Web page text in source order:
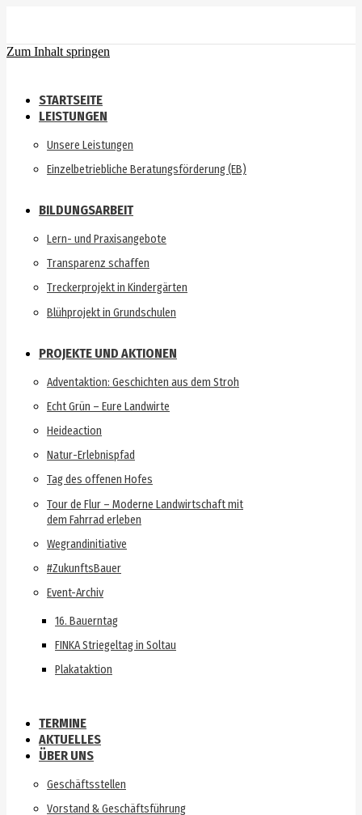
Zum Inhalt springen
STARTSEITE
LEISTUNGEN
Unsere Leistungen
Einzelbetriebliche Beratungsförderung (EB)
BILDUNGSARBEIT
Lern- und Praxisangebote
Transparenz schaffen
Treckerprojekt in Kindergärten
Blühprojekt in Grundschulen
PROJEKTE UND AKTIONEN
Adventaktion: Geschichten aus dem Stroh
Echt Grün – Eure Landwirte
Heideaction
Natur-Erlebnispfad
Tag des offenen Hofes
Tour de Flur – Moderne Landwirtschaft mit
dem Fahrrad erleben
Wegrandinitiative
#ZukunftsBauer
Event-Archiv
16. Bauerntag
FINKA Striegeltag in Soltau
Plakataktion
TERMINE
AKTUELLES
ÜBER UNS
Geschäftsstellen
Vorstand & Geschäftsführung